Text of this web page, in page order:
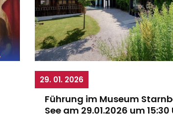
29. 01. 2026
Führung im Museum
See am 29.01.2026 um 15:30